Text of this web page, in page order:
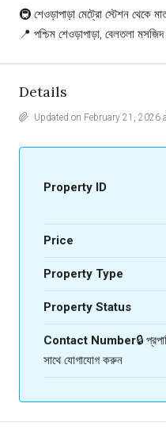
🚇 শেওড়াপাড়া মেট্রো স্টেশন থেকে
📍 পশ্চিম শেওড়াপাড়া, বেলতলা
Details
Updated on February 21, 2026
Property ID
Price
Property Type
Property Status
Contact Number🔒
সাথে যোগাযোগ করুন